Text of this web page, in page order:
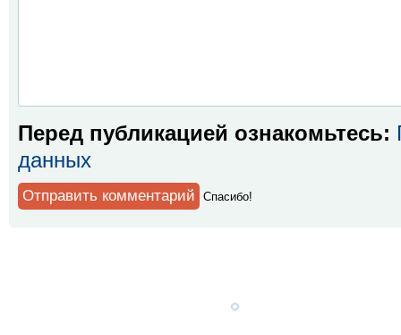
Перед публикацией ознакомьтесь:
данных
Спaсибо!